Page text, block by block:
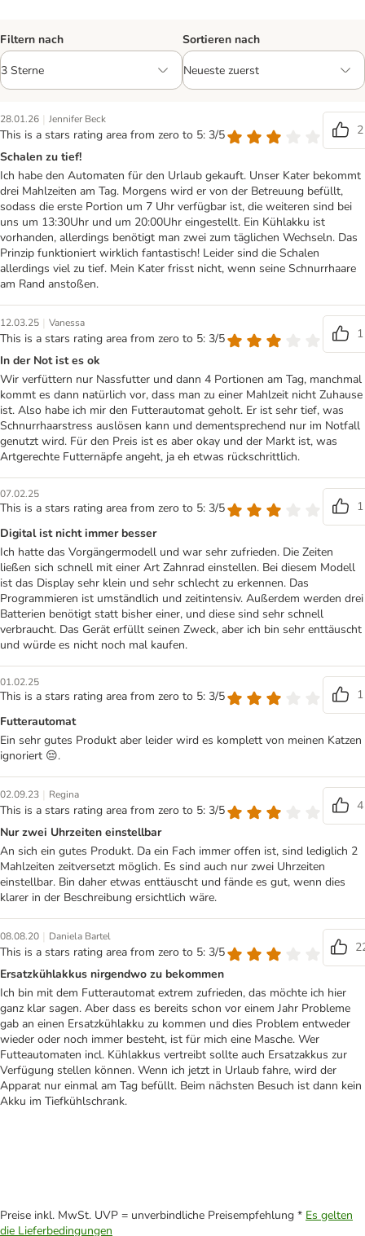
Filtern nach Sortieren nach
28.01.26 | Jennifer Beck
This is a stars rating area from zero to 5: 3/5
2
Schalen zu tief!
Ich habe den Automaten für den Urlaub gekauft. Unser Kater bekommt
drei Mahlzeiten am Tag. Morgens wird er von der Betreuung befüllt,
sodass die erste Portion um 7 Uhr verfügbar ist, die weiteren sind bei
uns um 13:30Uhr und um 20:00Uhr eingestellt. Ein Kühlakku ist
vorhanden, allerdings benötigt man zwei zum täglichen Wechseln. Das
Prinzip funktioniert wirklich fantastisch! Leider sind die Schalen
allerdings viel zu tief. Mein Kater frisst nicht, wenn seine Schnurrhaare
am Rand anstoßen.
12.03.25 | Vanessa
This is a stars rating area from zero to 5: 3/5
1
In der Not ist es ok
Wir verfüttern nur Nassfutter und dann 4 Portionen am Tag, manchmal
kommt es dann natürlich vor, dass man zu einer Mahlzeit nicht Zuhause
ist. Also habe ich mir den Futterautomat geholt. Er ist sehr tief, was
Schnurrhaarstress auslösen kann und dementsprechend nur im Notfall
genutzt wird. Für den Preis ist es aber okay und der Markt ist, was
Artgerechte Futternäpfe angeht, ja eh etwas rückschrittlich.
07.02.25
This is a stars rating area from zero to 5: 3/5
1
Digital ist nicht immer besser
Ich hatte das Vorgängermodell und war sehr zufrieden. Die Zeiten
ließen sich schnell mit einer Art Zahnrad einstellen. Bei diesem Modell
ist das Display sehr klein und sehr schlecht zu erkennen. Das
Programmieren ist umständlich und zeitintensiv. Außerdem werden drei
Batterien benötigt statt bisher einer, und diese sind sehr schnell
verbraucht. Das Gerät erfüllt seinen Zweck, aber ich bin sehr enttäuscht
und würde es nicht noch mal kaufen.
01.02.25
This is a stars rating area from zero to 5: 3/5
1
Futterautomat
Ein sehr gutes Produkt aber leider wird es komplett von meinen Katzen
ignoriert 😔.
02.09.23 | Regina
This is a stars rating area from zero to 5: 3/5
4
Nur zwei Uhrzeiten einstellbar
An sich ein gutes Produkt. Da ein Fach immer offen ist, sind lediglich 2
Mahlzeiten zeitversetzt möglich. Es sind auch nur zwei Uhrzeiten
einstellbar. Bin daher etwas enttäuscht und fände es gut, wenn dies
klarer in der Beschreibung ersichtlich wäre.
08.08.20 | Daniela Bartel
This is a stars rating area from zero to 5: 3/5
Ersatzkühlakkus nirgendwo zu bekommen
Ich bin mit dem Futterautomat extrem zufrieden, das möchte ich hier
ganz klar sagen. Aber dass es bereits schon vor einem Jahr Probleme
gab an einen Ersatzkühlakku zu kommen und dies Problem entweder
wieder oder noch immer besteht, ist für mich eine Masche. Wer
Futteautomaten incl. Kühlakkus vertreibt sollte auch Ersatzakkus zur
Verfügung stellen können. Wenn ich jetzt in Urlaub fahre, wird der
Apparat nur einmal am Tag befüllt. Beim nächsten Besuch ist dann kein
Akku im Tiefkühlschrank.
Preise inkl. MwSt. UVP = unverbindliche Preisempfehlung * Es gelten
die Lieferbedingungen